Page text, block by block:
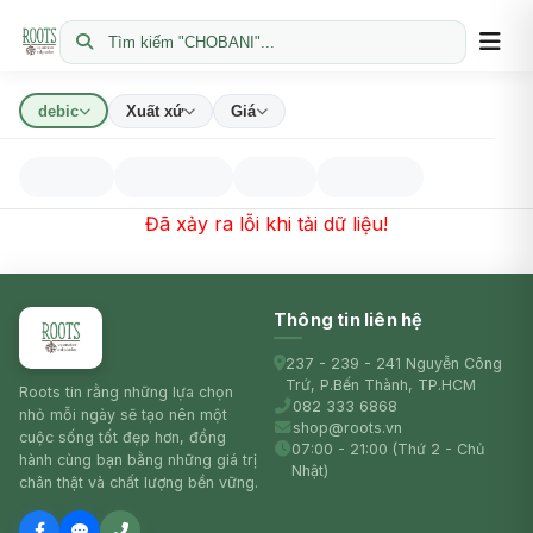
Tìm kiếm "CHOBANI"...
debic Xuất xứ Giá
Đã xảy ra lỗi khi tải dữ liệu!
Roots tin rằng những lựa chọn
nhỏ mỗi ngày sẽ tạo nên một
cuộc sống tốt đẹp hơn, đồng
hành cùng bạn bằng những giá trị
chân thật và chất lượng bền vững.
Thông tin liên hệ
237 - 239 - 241 Nguyễn Công
Trứ, P.Bến Thành, TP.HCM
082 333 6868
shop@roots.vn
07:00 - 21:00 (Thứ 2 - Chủ
Nhật)